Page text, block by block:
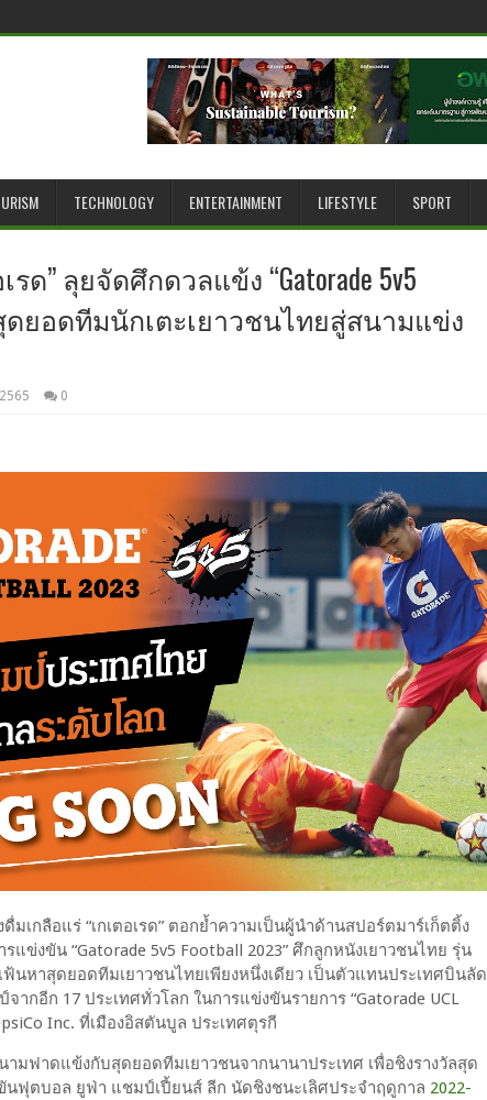
TECHNOLOGY ENTERTAINMENT LIFESTYLE SPORT
ด” ลุยจัดศึกดวลแข้ง “Gatorade 5v5
สุดยอดทีมนักเตะเยาวชนไทยสู่สนามแข่ง
0
มเกลือแร่ “เกเตอเรด” ตอกย้ำความเป็นผู้นำด้านสปอร์ตมาร์เก็ตติ้ง
แข่งขัน “Gatorade 5v5 Football 2023” ศึกลูกหนังเยาวชนไทย รุ่น
ฟ้นหาสุดยอดทีมเยาวชนไทยเพียงหนึ่งเดียว เป็นตัวแทนประเทศบินลัด
กอีก 17 ประเทศทั่วโลก ในการแข่งขันรายการ “Gatorade UCL
Inc. ที่เมืองอิสตันบูล ประเทศตุรกี
มฟาดแข้งกับสุดยอดทีมเยาวชนจากนานาประเทศ เพื่อชิงรางวัลสุด
ฟุตบอล ยูฟ่า แชมป์เปี้ยนส์ ลีก นัดชิงชนะเลิศประจำฤดูกาล 2022-